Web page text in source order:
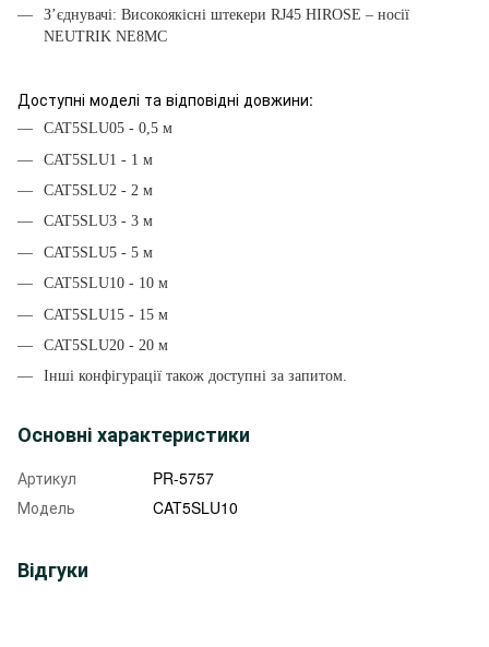
З’єднувачі: Високоякісні штекери RJ45 HIROSE – носії
NEUTRIK NE8MC
Доступні моделі та відповідні довжини:
CAT5SLU05 - 0,5 м
CAT5SLU1 - 1 м
CAT5SLU2 - 2 м
CAT5SLU3 - 3 м
CAT5SLU5 - 5 м
CAT5SLU10 - 10 м
CAT5SLU15 - 15 м
CAT5SLU20 - 20 м
Інші конфігурації також доступні за запитом.
Основні характеристики
Артикул
PR-5757
Модель
CAT5SLU10
Відгуки